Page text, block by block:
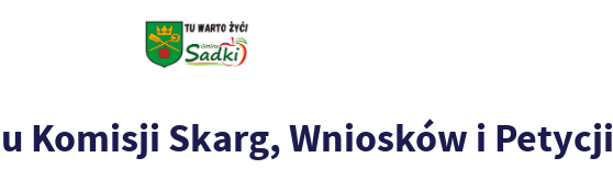
Komisji Skarg, Wniosków i Petycji